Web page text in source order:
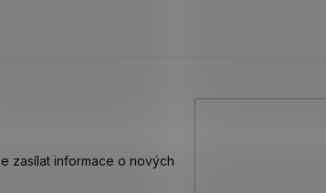
zasílat informace o nových